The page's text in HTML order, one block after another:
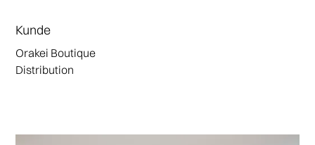
Kunde
Orakei Boutique
Distribution